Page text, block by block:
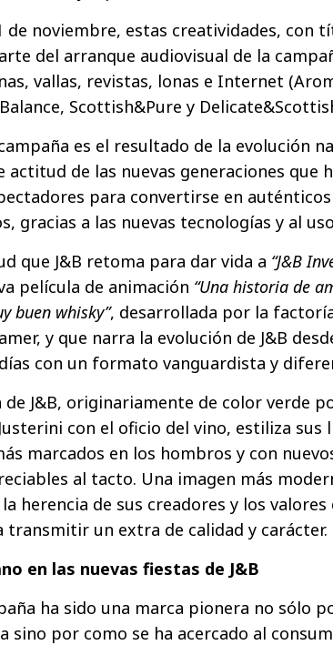
de noviembre, estas creatividades, con
del arranque audiovisual de la
vallas, revistas, lonas e Internet
Scottish&Pure y
es el resultado de la evolución
actitud de las nuevas generaciones que
para convertirse en
gracias a las nuevas tecnologías y al
que J&B retoma para dar vida a “J&B
película de animación “Una historia de
buen whisky”, desarrollada por la
y que narra la evolución de J&B
con un formato vanguardista y
de J&B, originariamente de color verde
con el oficio del vino, estiliza sus
marcados en los hombros y con
al tacto. Una imagen más
herencia de sus creadores y los valores
transmitir un extra de calidad y carácter.
en las nuevas fiestas de J&B
ha sido una marca pionera no sólo
sino por como se ha acercado al